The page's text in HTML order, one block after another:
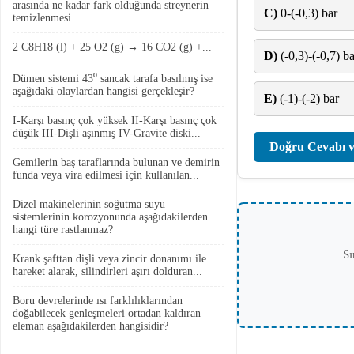
C) 0-(-0,3) bar
D) (-0,3)-(-0,7)
E) (-1)-(-2) bar
Doğru Cevabı
arasında ne kadar fark olduğunda streynerin
temizlenmesi...
2 C8H18 (l) + 25 O2 (g) → 16 CO2 (g) +...
Dümen sistemi 43⁰ sancak tarafa basılmış ise
aşağıdaki olaylardan hangisi gerçekleşir?
I-Karşı basınç çok yüksek II-Karşı basınç çok
düşük III-Dişli aşınmış IV-Gravite diski...
Gemilerin baş taraflarında bulunan ve demirin
funda veya vira edilmesi için kullanılan...
Dizel makinelerinin soğutma suyu
sistemlerinin korozyonunda aşağıdakilerden
hangi türe rastlanmaz?
Krank şafttan dişli veya zincir donanımı ile
hareket alarak, silindirleri aşırı dolduran...
Boru devrelerinde ısı farklılıklarından
doğabilecek genleşmeleri ortadan kaldıran
eleman aşağıdakilerden hangisidir?